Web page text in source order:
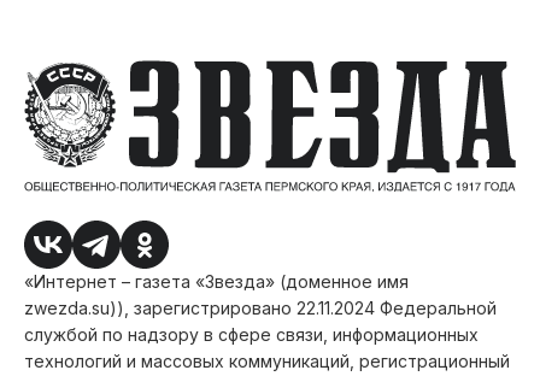
«Интернет – газета «Звезда» (доменное имя
zwezda.su)), зарегистрировано 22.11.2024 Федеральной
службой по надзору в сфере связи, информационных
технологий и массовых коммуникаций, регистрационный